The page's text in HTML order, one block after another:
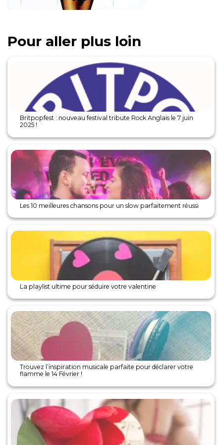
Pour aller plus loin
Britpopfest : nouveau festival tribute Rock Anglais le 7 juin
2025 !
Les 10 meilleures chansons pour un slow parfaitement réussi
La playlist ultime pour séduire votre valentine
Trouvez l’inspiration musicale parfaite pour déclarer votre
flamme le 14 Février !